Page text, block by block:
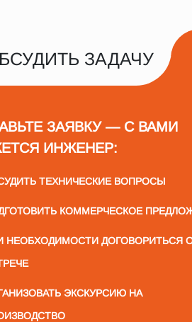
ЗАДАЧУ
ЗАЯВКУ — С ВАМИ
ИНЖЕНЕР:
ТЕХНИЧЕСКИЕ ВОПРОСЫ
КОММЕРЧЕСКОЕ
НЕОБХОДИМОСТИ ДОГОВОРИТЬСЯ
ЭКСКУРСИЮ НА